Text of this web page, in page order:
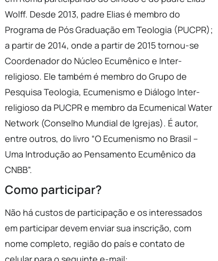
Wolff. Desde 2013, padre Elias é membro do
Programa de Pós Graduação em Teologia (PUCPR);
a partir de 2014, onde a partir de 2015 tornou-se
Coordenador do Núcleo Ecumênico e Inter-
religioso. Ele também é membro do Grupo de
Pesquisa Teologia, Ecumenismo e Diálogo Inter-
religioso da PUCPR e membro da Ecumenical Water
Network (Conselho Mundial de Igrejas). É autor,
entre outros, do livro “O Ecumenismo no Brasil –
Uma Introdução ao Pensamento Ecumênico da
CNBB”.
Como participar?
Não há custos de participação e os interessados
em participar devem enviar sua inscrição, com
nome completo, região do país e contato de